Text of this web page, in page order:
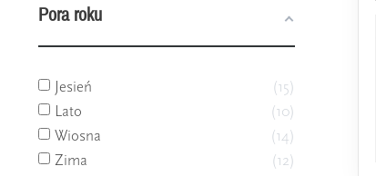
Pora roku
Jesień
15
Lato
10
Wiosna
14
Zima
12